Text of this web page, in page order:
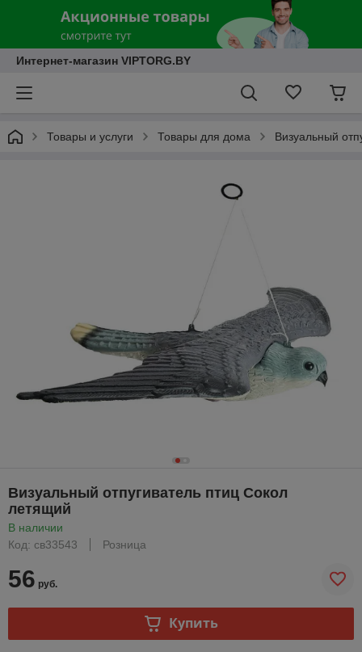
Интернет-магазин VIPTORG.BY
Товары и услуги Товары для дома Визуальный
Визуальный отпугиватель птиц Сокол
летящий
В наличии
Код: св33543
Розница
56 руб.
Купить